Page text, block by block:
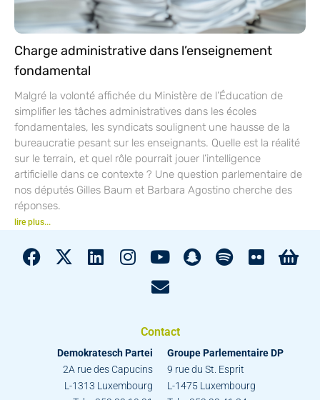
Charge administrative dans l’enseignement
fondamental
Malgré la volonté affichée du Ministère de l’Éducation de
simplifier les tâches administratives dans les écoles
fondamentales, les syndicats soulignent une hausse de la
bureaucratie pesant sur les enseignants. Quelle est la réalité
sur le terrain, et quel rôle pourrait jouer l’intelligence
artificielle dans ce contexte ? Une question parlementaire de
nos députés Gilles Baum et Barbara Agostino cherche des
réponses.
lire plus...
Contact
Demokratesch Partei
2A rue des Capucins
L-1313 Luxembourg
Groupe Parlementaire DP
9 rue du St. Esprit
L-1475 Luxembourg